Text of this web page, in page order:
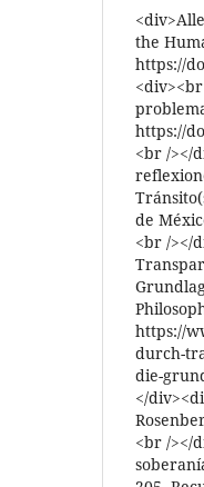
the
https://
https://
<br /></
de
<br /></
https://
durch-
die-
</
<br /></